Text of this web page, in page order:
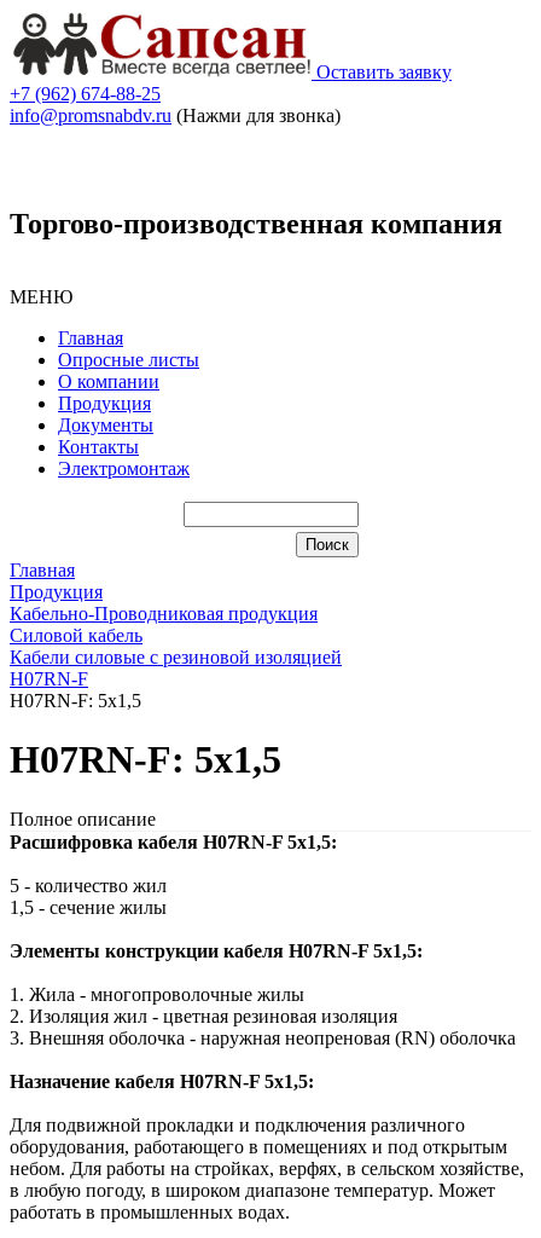
Оставить заявку
+7 (962) 674-88-25
info@promsnabdv.ru (Нажми для звонка)
Торгово-производственная компания
МЕНЮ
Главная
Опросные листы
О компании
Продукция
Документы
Контакты
Электромонтаж
Главная
Продукция
Кабельно-Проводниковая продукция
Силовой кабель
Кабели силовые с резиновой изоляцией
H07RN-F
H07RN-F: 5x1,5
H07RN-F: 5x1,5
Полное описание
Расшифровка кабеля H07RN-F 5x1,5:
5 - количество жил
1,5 - сечение жилы
Элементы конструкции кабеля H07RN-F 5x1,5:
1. Жила - многопроволочные жилы
2. Изоляция жил - цветная резиновая изоляция
3. Внешняя оболочка - наружная неопреновая (RN) оболочка
Назначение кабеля H07RN-F 5x1,5:
Для подвижной прокладки и подключения различного
оборудования, работающего в помещениях и под открытым
небом. Для работы на стройках, верфях, в сельском хозяйстве,
в любую погоду, в широком диапазоне температур. Может
работать в промышленных водах.